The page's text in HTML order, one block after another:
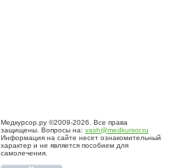
Медкурсор.ру ©2009-2026. Все права
защищены. Вопросы на: vash@medkursor.ru
Информация на сайте несет ознакомительный
характер и не является пособием для
самолечения.